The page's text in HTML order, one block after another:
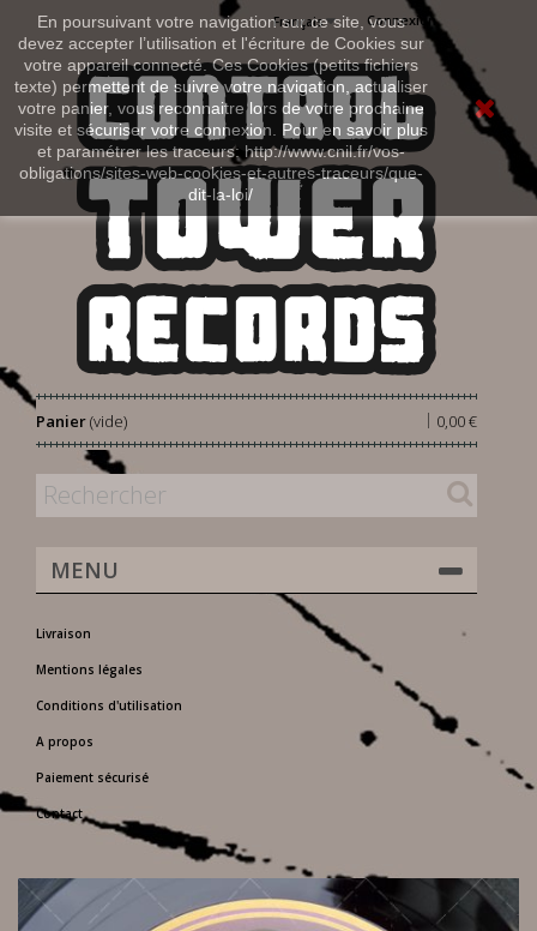
En poursuivant votre navigation sur ce site, vous
devez accepter l’utilisation et l'écriture de Cookies sur
votre appareil connecté. Ces Cookies (petits fichiers
texte) permettent de suivre votre navigation, actualiser
votre panier, vous reconnaitre lors de votre prochaine
visite et sécuriser votre connexion. Pour en savoir plus
et paramétrer les traceurs: http://www.cnil.fr/vos-
obligations/sites-web-cookies-et-autres-traceurs/que-
dit-la-loi/
Connexion
Français
Panier 0,00 €
|
(vide)
MENU
Livraison
Mentions légales
Conditions d'utilisation
A propos
Paiement sécurisé
Contact